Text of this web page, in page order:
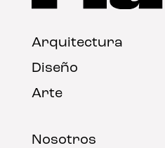
Arquitectura
Diseño
Arte
Nosotros